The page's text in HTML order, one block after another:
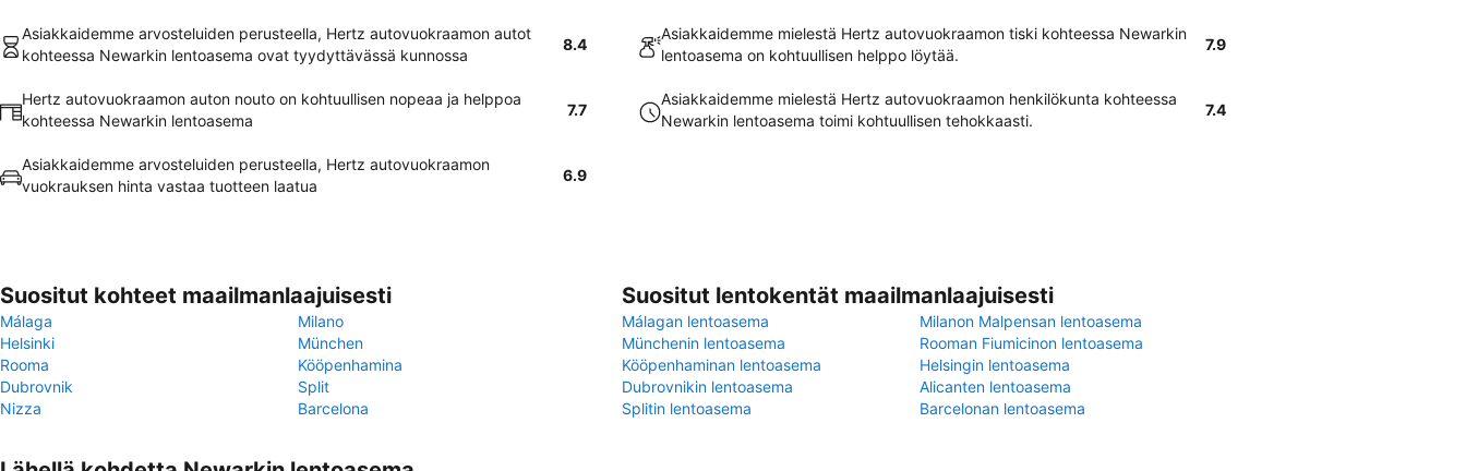
Asiakkaidemme arvosteluiden perusteella, Hertz autovuokraamon autot
kohteessa Newarkin lentoasema ovat tyydyttävässä kunnossa
8.4
Asiakkaidemme mielestä Hertz autovuokraamon tiski kohteessa Newarkin
lentoasema on kohtuullisen helppo löytää.
7.9
Hertz autovuokraamon auton nouto on kohtuullisen nopeaa ja helppoa
kohteessa Newarkin lentoasema
7.7
Asiakkaidemme mielestä Hertz autovuokraamon henkilökunta kohteessa
Newarkin lentoasema toimi kohtuullisen tehokkaasti.
7.4
Asiakkaidemme arvosteluiden perusteella, Hertz autovuokraamon
vuokrauksen hinta vastaa tuotteen laatua
6.9
Suositut kohteet maailmanlaajuisesti
Málaga
Milano
Helsinki
München
Rooma
Kööpenhamina
Dubrovnik
Split
Nizza
Barcelona
Suositut lentokentät maailmanlaajuisesti
Málagan lentoasema
Milanon Malpensan lentoasema
Münchenin lentoasema
Rooman Fiumicinon lentoasema
Kööpenhaminan lentoasema
Helsingin lentoasema
Dubrovnikin lentoasema
Alicanten lentoasema
Splitin lentoasema
Barcelonan lentoasema